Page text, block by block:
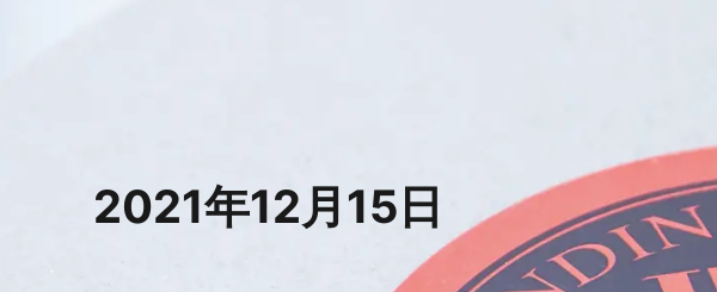
2021年12月15日